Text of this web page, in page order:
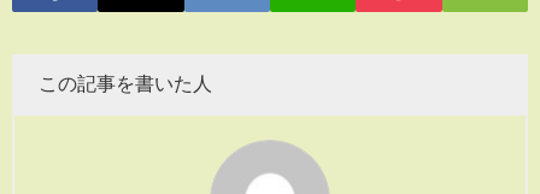
この記事を書いた人